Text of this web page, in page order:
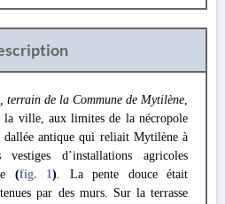
terrain de la Commune de Mytilène,
la ville, aux limites de la nécropole
antique qui reliait Mytilène à
d’installations agricoles
(fig. 1). La pente douce était
par des murs. Sur la terrasse